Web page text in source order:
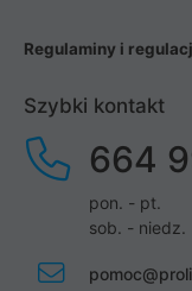
Regulaminy i
Szybki kontakt
664
pon. - pt.
sob. - niedz.